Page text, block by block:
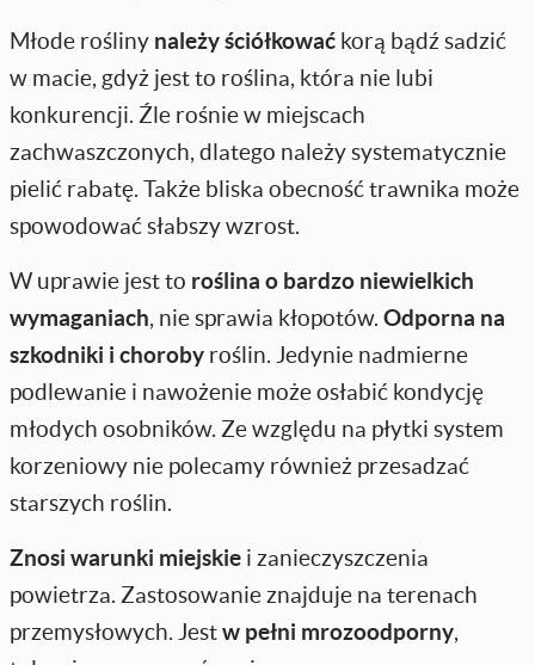
Młode rośliny należy ściółkować korą bądź sadzić
w macie, gdyż jest to roślina, która nie lubi
konkurencji. Źle rośnie w miejscach
zachwaszczonych, dlatego należy systematycznie
pielić rabatę. Także bliska obecność trawnika może
spowodować słabszy wzrost.
W uprawie jest to roślina o bardzo niewielkich
wymaganiach, nie sprawia kłopotów. Odporna na
szkodniki i choroby roślin. Jedynie nadmierne
podlewanie i nawożenie może osłabić kondycję
młodych osobników. Ze względu na płytki system
korzeniowy nie polecamy również przesadzać
starszych roślin.
Znosi warunki miejskie i zanieczyszczenia
powietrza. Zastosowanie znajduje na terenach
przemysłowych. Jestw pełni mrozoodporny,